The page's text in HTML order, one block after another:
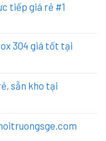
tiếp giá rẻ #1
304 giá tốt tại
sẵn kho tại